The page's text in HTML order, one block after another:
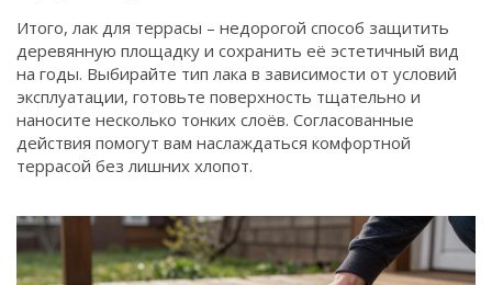
Итого, лак для террасы – недорогой способ защитить
деревянную площадку и сохранить её эстетичный вид
на годы. Выбирайте тип лака в зависимости от условий
эксплуатации, готовьте поверхность тщательно и
наносите несколько тонких слоёв. Согласованные
действия помогут вам наслаждаться комфортной
террасой без лишних хлопот.